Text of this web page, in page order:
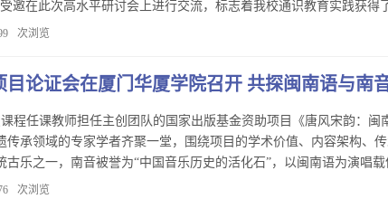
邀在此次高水平研讨会上进行交流，标志着我校通识教育实践获
次浏览
目论证会在厦门华厦学院召开 共探闽南语与南
程任课教师担任主创团队的国家出版基金资助项目《唐风宋韵：
传承领域的专家学者齐聚一堂，围绕项目的学术价值、内容架构、
古乐之一，南音被誉为“中国音乐历史的活化石”，以闽南语为演唱
次浏览